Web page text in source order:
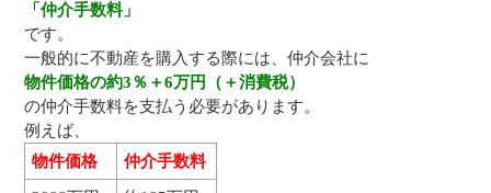
「仲介手数料」
です。
一般的に不動産を購入する際には、仲介会社に
物件価格の約3％＋6万円（＋消費税）
の仲介手数料を支払う必要があります。
例えば、
物件価格
仲介手数料